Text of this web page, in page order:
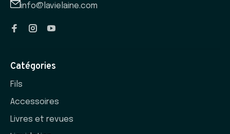
info@lavielaine.com
Catégories
Fils
Accessoires
Livres et revues